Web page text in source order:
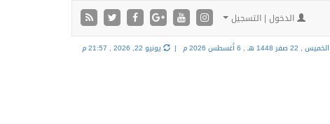
الدخول | التسجيل
الخميس , 22 صفر 1448 هـ , 6 أغسطس 2026 م | يونيو 22, 2026 , 21:57 م